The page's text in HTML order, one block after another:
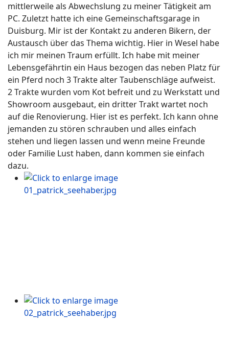
mittlerweile als Abwechslung zu meiner Tätigkeit am
PC. Zuletzt hatte ich eine Gemeinschaftsgarage in
Duisburg. Mir ist der Kontakt zu anderen Bikern, der
Austausch über das Thema wichtig. Hier in Wesel habe
ich mir meinen Traum erfüllt. Ich habe mit meiner
Lebensgefährtin ein Haus bezogen das neben Platz für
ein Pferd noch 3 Trakte alter Taubenschläge aufweist.
2 Trakte wurden vom Kot befreit und zu Werkstatt und
Showroom ausgebaut, ein dritter Trakt wartet noch
auf die Renovierung. Hier ist es perfekt. Ich kann ohne
jemanden zu stören schrauben und alles einfach
stehen und liegen lassen und wenn meine Freunde
oder Familie Lust haben, dann kommen sie einfach
dazu.